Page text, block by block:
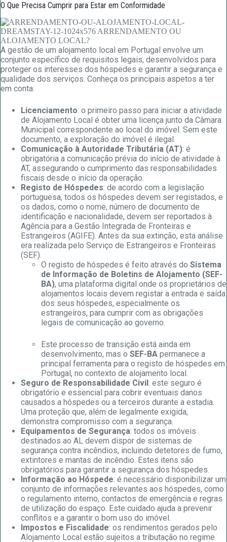
O Que Precisa Cumprir para Estar em Conformidade
A gestão de um alojamento local em Portugal envolve um
conjunto específico de requisitos legais, desenvolvidos para
proteger os interesses dos hóspedes e garantir a segurança e
qualidade dos serviços. Conheça os principais aspetos a ter
em conta:
Licenciamento: o primeiro passo para iniciar a atividade
de Alojamento Local é obter uma licença junto da Câmara
Municipal correspondente ao local do imóvel. Sem este
documento, a exploração do imóvel é ilegal.
Comunicação à Autoridade Tributária (AT): é
obrigatória a comunicação prévia do início de atividade à
AT, assegurando o cumprimento das responsabilidades
fiscais desde o início da operação.
Registo de Hóspedes: de acordo com a legislação
portuguesa, todos os hóspedes devem ser registados, e
os dados, como o nome, número de documento de
identificação e nacionalidade, devem ser reportados à
Agência para a Gestão Integrada de Fronteiras e
Estrangeiros (AGIFE). Antes da sua extinção, esta análise
era realizada pelo Serviço de Estrangeiros e Fronteiras
(SEF).
O registo de hóspedes é feito através do Sistema
de Informação de Boletins de Alojamento (SEF-
BA), uma plataforma digital onde os proprietários de
alojamentos locais devem registar a entrada e saída
dos seus hóspedes, especialmente os
estrangeiros, para cumprir com as obrigações
legais de comunicação ao governo.
Este processo de transição está ainda em
desenvolvimento, mas o SEF-BA permanece a
principal ferramenta para o registo de hóspedes em
Portugal, no contexto de alojamento local.
Seguro de Responsabilidade Civil: este seguro é
obrigatório e essencial para cobrir eventuais danos
causados a hóspedes ou a terceiros durante a estadia.
Uma proteção que, além de legalmente exigida,
demonstra compromisso com a segurança.
Equipamentos de Segurança: todos os imóveis
destinados ao AL devem dispor de sistemas de
segurança contra incêndios, incluindo detetores de fumo,
extintores e mantas de incêndio. Estes itens são
obrigatórios para garantir a segurança dos hóspedes.
Informação ao Hóspede: é necessário disponibilizar um
conjunto de informações relevantes aos hóspedes, como
o regulamento interno, contactos de emergência e regras
de utilização do espaço. Este cuidado ajuda a prevenir
conflitos e a garantir o bom uso do imóvel.
Impostos e Fiscalidade: os rendimentos gerados pelo
Alojamento Local estão sujeitos a tributação no regime